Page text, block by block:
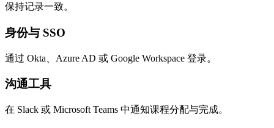
保持记录一致。
身份与 SSO
通过 Okta、Azure AD 或 Google Workspace 登录。
沟通工具
在 Slack 或 Microsoft Teams 中通知课程分配与完成。